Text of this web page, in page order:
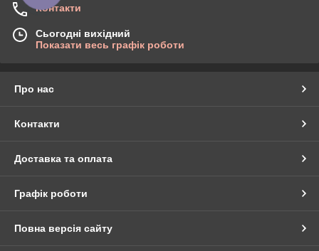
Контакти
Сьогодні вихідний
Показати весь графік роботи
Про нас
Контакти
Доставка та оплата
Графік роботи
Повна версія сайту